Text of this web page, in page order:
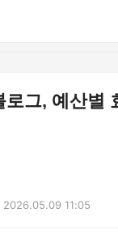
로그, 예산별
2026.05.09 11:05